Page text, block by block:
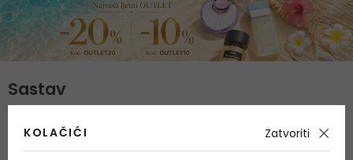
Sastav
Gornje note
limun
KOLAČIĆI Zatvoriti